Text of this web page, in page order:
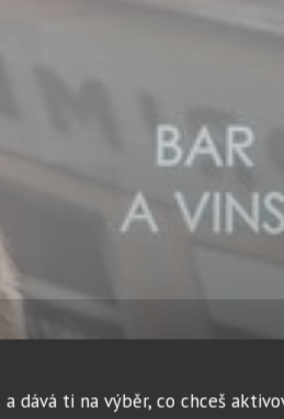
dává ti na výběr, co chceš